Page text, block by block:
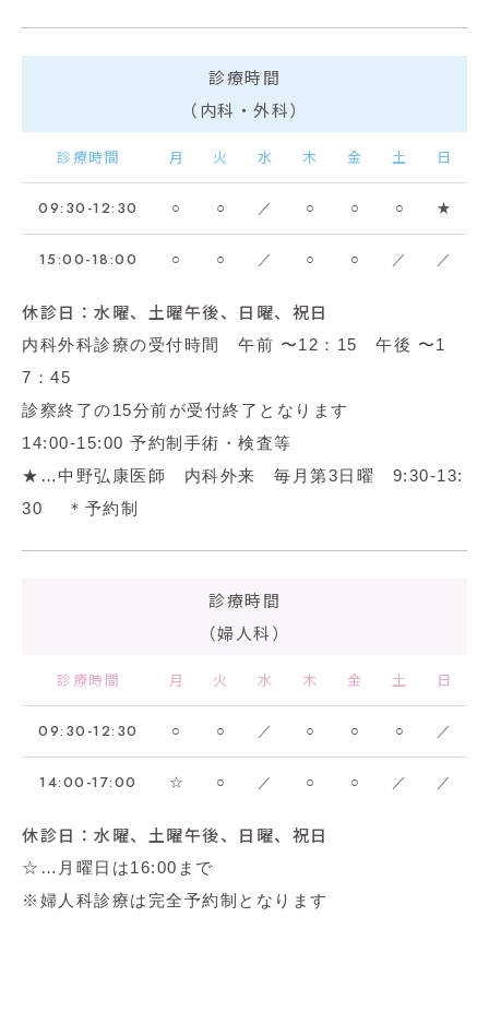
診療時間
（内科・外科）
診療時間 月 火 水 木 金 土 日
09:30-12:30 ○ ○ ／ ○ ○ ○ ★
15:00-18:00 ○ ○ ／ ○ ○ ／ ／
休診日：水曜、土曜午後、日曜、祝日
内科外科診療の受付時間 午前 〜12：15 午後 〜1
7：45
診察終了の15分前が受付終了となります
14:00-15:00 予約制手術・検査等
★…中野弘康医師 内科外来 毎月第3日曜 9:30-13:
30 ＊予約制
診療時間
（婦人科）
診療時間 月 火 水 木 金 土 日
09:30-12:30 ○ ○ ／ ○ ○ ○ ／
14:00-17:00 ☆ ○ ／ ○ ○ ／ ／
休診日：水曜、土曜午後、日曜、祝日
☆…月曜日は16:00まで
※婦人科診療は完全予約制となります